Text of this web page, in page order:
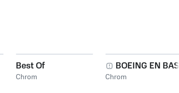
Best Of
Chrom
BOEING EN BAS
Chrom